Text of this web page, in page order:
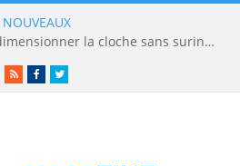
NOUVEAUX
Boxer 30 ou Boxer 42 : dimensionner la cloche sans surinvestir
RSSFacebookTwitter